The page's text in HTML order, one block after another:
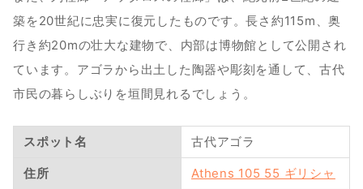
築を20世紀に忠実に復元したものです。長さ約115m、奥
行き約20mの壮大な建物で、内部は博物館として公開され
ています。アゴラから出土した陶器や彫刻を通して、古代
市民の暮らしぶりを垣間見れるでしょう。
スポット名 古代アゴラ
住所 Athens 105 55 ギリシャ